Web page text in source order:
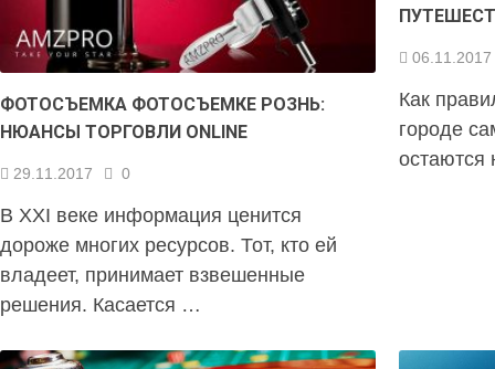
ФОТОСЪЕМКА ФОТОСЪЕМКЕ РОЗНЬ:
НЮАНСЫ ТОРГОВЛИ ONLINE
29.11.2017 0
В XXI веке информация ценится
дороже многих ресурсов. Тот, кто ей
владеет, принимает взвешенные
решения. Касается …
06.11.2017
Как
городе
остаются